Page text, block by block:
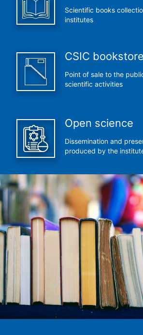
Scientific books
institutes
CSIC bookstore
Point of sale to the
scientific activities
Open science
Dissemination and
produced by the